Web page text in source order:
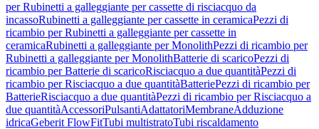
per Rubinetti a galleggiante per cassette di risciacquo da
incassoRubinetti a galleggiante per cassette in ceramicaPezzi di
ricambio per Rubinetti a galleggiante per cassette in
ceramicaRubinetti a galleggiante per MonolithPezzi di ricambio per
Rubinetti a galleggiante per MonolithBatterie di scaricoPezzi di
ricambio per Batterie di scaricoRisciacquo a due quantitàPezzi di
ricambio per Risciacquo a due quantitàBatteriePezzi di ricambio per
BatterieRisciacquo a due quantitàPezzi di ricambio per Risciacquo a
due quantitàAccessoriPulsantiAdattatoriMembraneAdduzione
idricaGeberit FlowFitTubi multistratoTubi riscaldamento